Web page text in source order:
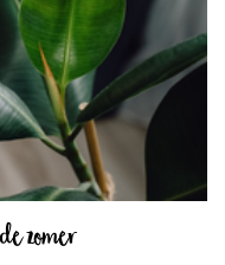
zomer